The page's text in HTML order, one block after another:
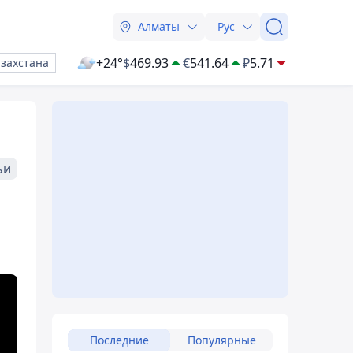
Алматы Рус
+24°$469.93 €541.64 ₽5.71
Последние Популярные